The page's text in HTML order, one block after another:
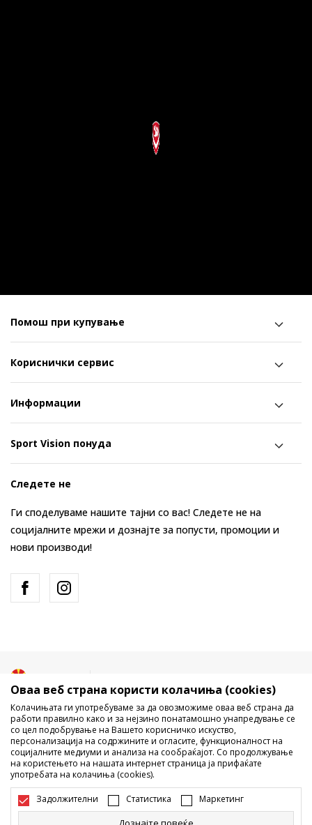
Помош при купување
Кориснички сервис
Информации
Sport Vision понуда
Следете не
Ги споделуваме нашите тајни со вас! Следете не на
социјалните мрежи и дознајте за попусти, промоции и
нови производи!
Не е дозволено превземање или користење на содржината од
интернет страните на Sport Vision, делумно или целосно a се
однесува на логоа, трговски марки, комерцијални содржини, ниту
истите да се отстапуваат на трети лица, јавно да се објавуваат или да
Оваа веб страна користи колачиња (cookies)
Колачињата ги употребуваме за да овозможиме оваа веб страна да
работи правилно како и за нејзино понатамошно унапредување се
со цел подобрување на Вашето корисничко искуство,
персонализација на содржините и огласите, функционалност на
социјалните медиуми и анализа на сообраќајот. Со продолжување
на користењето на нашата интернет страница ја прифаќате
употребата на колачиња (cookies).
Задолжителни Статистика Маркетинг